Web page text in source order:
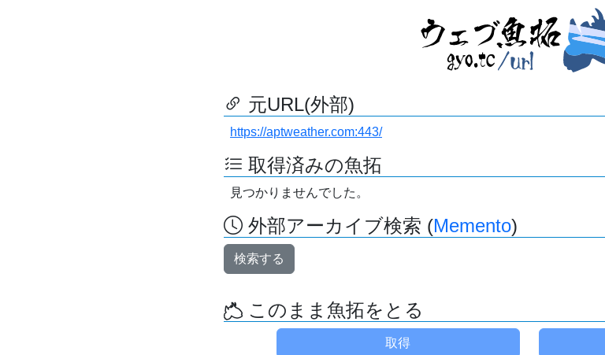
元URL(外部)
https://aptweather.com:443/
取得済みの魚拓
見つかりませんでした。
外部アーカイブ検索 (Memento)
検索する
このまま魚拓をとる